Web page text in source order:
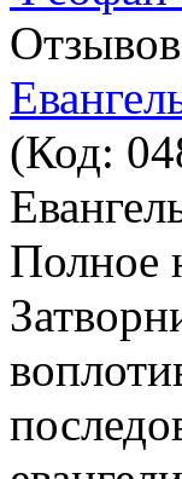
(Код:
Полное